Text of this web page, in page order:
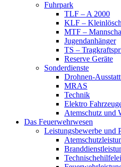
Fuhrpark
TLF – A 2000
KLF –
MTF –
Jugendanhänger
TS –
Reserve Geräte
Sonderdienste
Drohnen-
MRAS
Technik
Elektro
Atemschutz und
Das Feuerwehrwesen
Leistungsbewerbe und